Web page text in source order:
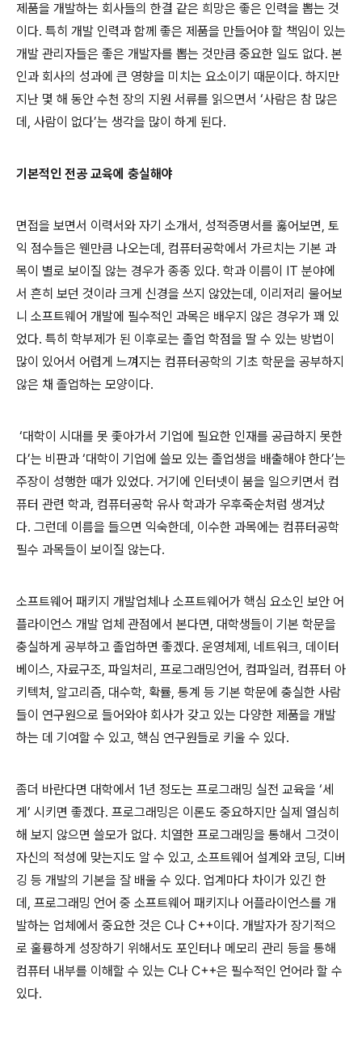
제품을 개발하는 회사들의 한결 같은 희망은 좋은 인력을 뽑는 것
이다. 특히 개발 인력과 함께 좋은 제품을 만들어야 할 책임이 있는
개발 관리자들은 좋은 개발자를 뽑는 것만큼 중요한 일도 없다. 본
인과 회사의 성과에 큰 영향을 미치는 요소이기 때문이다. 하지만
지난 몇 해 동안 수천 장의 지원 서류를 읽으면서 ‘사람은 참 많은
데 , 사람이 없다’는 생각을 많이 하게 된다.
기본적인 전공 교육에 충실해야
면접을 보면서 이력서와 자기 소개서, 성적증명서를 훓어보면, 토
익 점수들은 웬만큼 나오는데 , 컴퓨터공학에서 가르치는 기본 과
목이 별로 보이질 않는 경우가 종종 있다. 학과 이름이 IT 분야에
서 흔히 보던 것이라 크게 신경을 쓰지 않았는데 , 이리저리 물어보
니 소프트웨어 개발에 필수적인 과목은 배우지 않은 경우가 꽤 있
었다. 특히 학부제가 된 이후로는 졸업 학점을 딸 수 있는 방법이
많이 있어서 어렵게 느껴지는 컴퓨터공학의 기초 학문을 공부하지
않은 채 졸업하는 모양이다.
‘대학이 시대를 못 좇아가서 기업에 필요한 인재를 공급하지 못한
다’는 비판과 ‘대학이 기업에 쓸모 있는 졸업생을 배출해야 한다’는
주장이 성행한 때가 있었다. 거기에 인터넷이 붐을 일으키면서 컴
퓨터 관련 학과, 컴퓨터공학 유사 학과가 우후죽순처럼 생겨났
다. 그런데 이름을 들으면 익숙한데 , 이수한 과목에는 컴퓨터공학
필수 과목들이 보이질 않는다.
소프트웨어 패키지 개발업체나 소프트웨어가 핵심 요소인 보안 어
플라이언스 개발 업체 관점에서 본다면, 대학생들이 기본 학문을
충실하게 공부하고 졸업하면 좋겠다. 운영체제 , 네트워크, 데이터
베이스, 자료구조, 파일처리 , 프로그래밍언어, 컴파일러, 컴퓨터 아
키텍처, 알고리즘, 대수학, 확률, 통계 등 기본 학문에 충실한 사람
들이 연구원으로 들어와야 회사가 갖고 있는 다양한 제품을 개발
하는 데 기여할 수 있고, 핵심 연구원들로 키울 수 있다.
좀더 바란다면 대학에서 1년 정도는 프로그래밍 실전 교육을 ‘세
게 ’ 시키면 좋겠다. 프로그래밍은 이론도 중요하지만 실제 열심히
해 보지 않으면 쓸모가 없다. 치열한 프로그래밍을 통해서 그것이
자신의 적성에 맞는지도 알 수 있고, 소프트웨어 설계와 코딩, 디버
깅 등 개발의 기본을 잘 배울 수 있다. 업계마다 차이가 있긴 한
데 , 프로그래밍 언어 중 소프트웨어 패키지나 어플라이언스를 개
발하는 업체에서 중요한 것은 C나 C++이다. 개발자가 장기적으
로 훌륭하게 성장하기 위해서도 포인터나 메모리 관리 등을 통해
컴퓨터 내부를 이해할 수 있는 C나 C++은 필수적인 언어라 할 수
있다.